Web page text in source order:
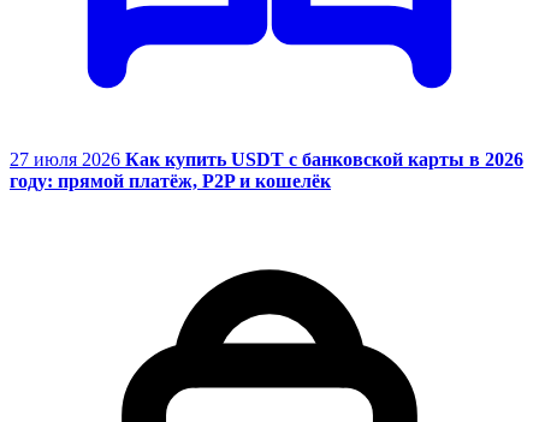
27 июля 2026 Как купить USDT с банковской карты в 2026
году: прямой платёж, P2P и кошелёк